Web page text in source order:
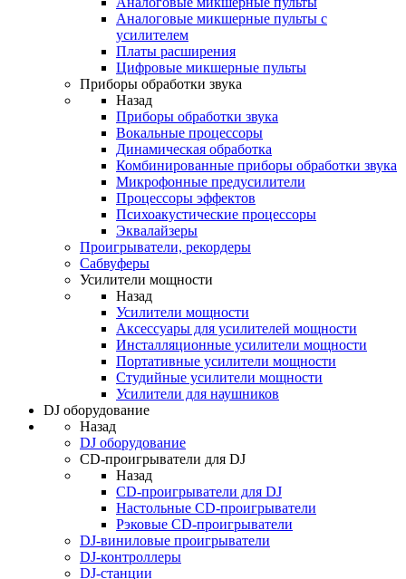
Аналоговые микшерные пульты с
усилителем
Платы расширения
Цифровые микшерные пульты
Приборы обработки звука
Назад
Приборы обработки звука
Вокальные процессоры
Динамическая обработка
Комбинированные приборы обработки звука
Микрофонные предусилители
Процессоры эффектов
Психоакустические процессоры
Эквалайзеры
Проигрыватели, рекордеры
Сабвуферы
Усилители мощности
Назад
Усилители мощности
Аксессуары для усилителей мощности
Инсталляционные усилители мощности
Портативные усилители мощности
Студийные усилители мощности
Усилители для наушников
DJ оборудование
Назад
DJ оборудование
CD-проигрыватели для DJ
Назад
CD-проигрыватели для DJ
Настольные CD-проигрыватели
Рэковые CD-проигрыватели
DJ-виниловые проигрыватели
DJ-контроллеры
DJ-станции